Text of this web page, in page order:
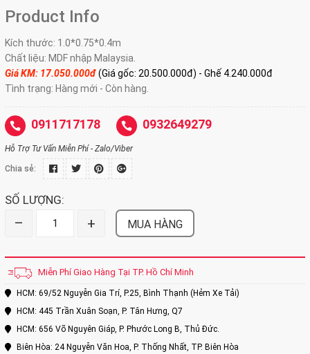
Product Info
Kích thước: 1.0*0.75*0.4m
Chất liệu: MDF nhập Malaysia.
Giá KM: 17.050.000đ(Giá gốc: 20.500.000đ) - Ghế 4.240.000đ
Tình trạng: Hàng mới - Còn hàng.
0911717178 0932649279
Hỗ Trợ Tư Vấn Miễn Phí - Zalo/Viber
Chia sẻ:
SỐ LƯỢNG:
– + MUA HÀNG
Miễn Phí Giao Hàng Tại TP. Hồ Chí Minh
HCM: 69/52 Nguyễn Gia Trí, P.25, Bình Thạnh (Hẻm Xe Tải)
HCM: 445 Trần Xuân Soạn, P. Tân Hưng, Q7
HCM: 656 Võ Nguyên Giáp, P. Phước Long B, Thủ Đức.
Biên Hòa: 24 Nguyễn Văn Hoa, P. Thống Nhất, TP. Biên Hòa